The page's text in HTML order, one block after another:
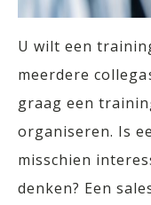
U wilt een
meerdere
graag een
organiseren. Is
misschien
denken? Een